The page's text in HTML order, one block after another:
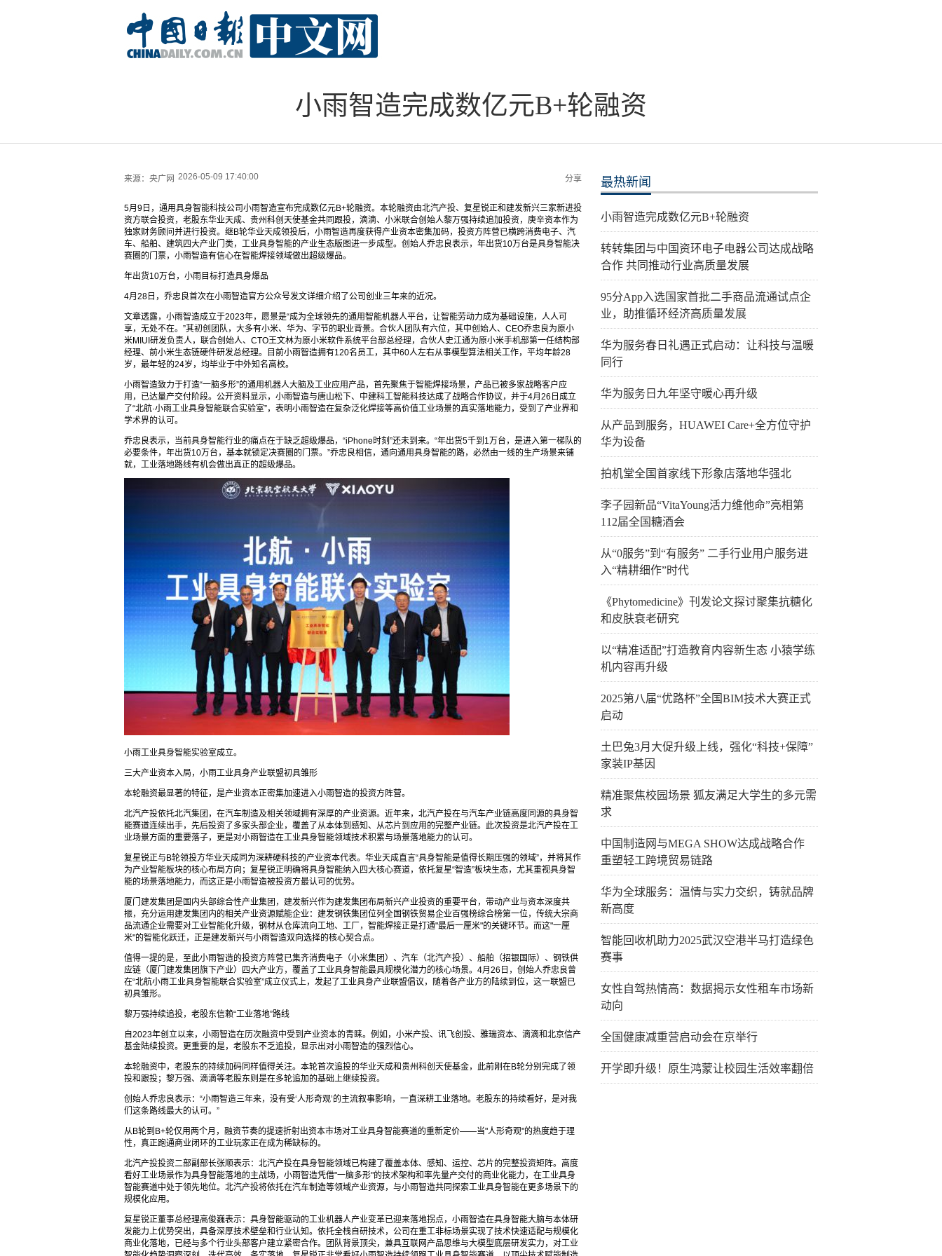
小雨智造完成数亿元B+轮融资
来源： 央广网 2026-05-09 17:40:00 分享
5月9日，通用具身智能科技公司小雨智造宣布完成数亿元B+轮融资。本轮融资由北汽产投、复星锐正和建发新兴三家新进投
资方联合投资，老股东华业天成、贵州科创天使基金共同跟投，滴滴、小米联合创始人黎万强持续追加投资，庚辛资本作为
独家财务顾问并进行投资。继B轮华业天成领投后，小雨智造再度获得产业资本密集加码，投资方阵营已横跨消费电子、汽
车、船舶、建筑四大产业门类，工业具身智能的产业生态版图进一步成型。创始人乔忠良表示，年出货10万台是具身智能决
赛圈的门票，小雨智造有信心在智能焊接领域做出超级爆品。
年出货10万台，小雨目标打造具身爆品
4月28日，乔忠良首次在小雨智造官方公众号发文详细介绍了公司创业三年来的近况。
文章透露，小雨智造成立于2023年，愿景是“成为全球领先的通用智能机器人平台，让智能劳动力成为基础设施，人人可
享，无处不在。”其初创团队，大多有小米、华为、字节的职业背景。合伙人团队有六位，其中创始人、CEO乔忠良为原小
米MIUI研发负责人，联合创始人、CTO王文林为原小米软件系统平台部总经理，合伙人史江通为原小米手机部第一任结构部
经理、前小米生态链硬件研发总经理。目前小雨智造拥有120名员工，其中60人左右从事模型算法相关工作，平均年龄28
岁，最年轻的24岁，均毕业于中外知名高校。
小雨智造致力于打造“一脑多形”的通用机器人大脑及工业应用产品，首先聚焦于智能焊接场景，产品已被多家战略客户应
用，已达量产交付阶段。公开资料显示，小雨智造与唐山松下、中建科工智能科技达成了战略合作协议，并于4月26日成立
了“北航·小雨工业具身智能联合实验室”，表明小雨智造在复杂泛化焊接等高价值工业场景的真实落地能力，受到了产业界和
学术界的认可。
乔忠良表示，当前具身智能行业的痛点在于缺乏超级爆品，“iPhone时刻”还未到来。“年出货5千到1万台，是进入第一梯队的
必要条件，年出货10万台，基本就锁定决赛圈的门票。”乔忠良相信，通向通用具身智能的路，必然由一线的生产场景来铺
就，工业落地路线有机会做出真正的超级爆品。
小雨工业具身智能实验室成立。
三大产业资本入局，小雨工业具身产业联盟初具雏形
本轮融资最显著的特征，是产业资本正密集加速进入小雨智造的投资方阵营。
北汽产投依托北汽集团，在汽车制造及相关领域拥有深厚的产业资源。近年来，北汽产投在与汽车产业链高度同源的具身智
能赛道连续出手，先后投资了多家头部企业，覆盖了从本体到感知、从芯片到应用的完整产业链。此次投资是北汽产投在工
业场景方面的重要落子，更是对小雨智造在工业具身智能领域技术积累与场景落地能力的认可。
复星锐正与B轮领投方华业天成同为深耕硬科技的产业资本代表。华业天成直言“具身智能是值得长期压强的领域”，并将其作
为产业智能板块的核心布局方向；复星锐正明确将具身智能纳入四大核心赛道，依托复星“智造”板块生态，尤其重视具身智
能的场景落地能力，而这正是小雨智造被投资方最认可的优势。
厦门建发集团是国内头部综合性产业集团，建发新兴作为建发集团布局新兴产业投资的重要平台，带动产业与资本深度共
振，充分运用建发集团内的相关产业资源赋能企业：建发钢铁集团位列全国钢铁贸易企业百强榜综合榜第一位，传统大宗商
品流通企业需要对工业智能化升级，钢材从仓库流向工地、工厂，智能焊接正是打通"最后一厘米"的关键环节。而这"一厘
米"的智能化跃迁，正是建发新兴与小雨智造双向选择的核心契合点。
值得一提的是，至此小雨智造的投资方阵营已集齐消费电子（小米集团）、汽车（北汽产投）、船舶（招银国际）、钢铁供
应链（厦门建发集团旗下产业）四大产业方，覆盖了工业具身智能最具规模化潜力的核心场景。4月26日，创始人乔忠良曾
在“北航小雨工业具身智能联合实验室”成立仪式上，发起了工业具身产业联盟倡议，随着各产业方的陆续到位，这一联盟已
初具雏形。
黎万强持续追投，老股东信赖“工业落地”路线
自2023年创立以来，小雨智造在历次融资中受到产业资本的青睐。例如，小米产投、讯飞创投、雅瑞资本、滴滴和北京信产
基金陆续投资。更重要的是，老股东不乏追投，显示出对小雨智造的强烈信心。
本轮融资中，老股东的持续加码同样值得关注。本轮首次追投的华业天成和贵州科创天使基金，此前刚在B轮分别完成了领
投和跟投；黎万强、滴滴等老股东则是在多轮追加的基础上继续投资。
创始人乔忠良表示：“小雨智造三年来，没有受‘人形奇观’的主流叙事影响，一直深耕工业落地。老股东的持续看好，是对我
们这条路线最大的认可。”
从B轮到B+轮仅用两个月，融资节奏的提速折射出资本市场对工业具身智能赛道的重新定价——当"人形奇观"的热度趋于理
性，真正跑通商业闭环的工业玩家正在成为稀缺标的。
北汽产投投资二部副部长张顺表示：北汽产投在具身智能领域已构建了覆盖本体、感知、运控、芯片的完整投资矩阵。高度
看好工业场景作为具身智能落地的主战场，小雨智造凭借"一脑多形"的技术架构和率先量产交付的商业化能力，在工业具身
智能赛道中处于领先地位。北汽产投将依托在汽车制造等领域产业资源，与小雨智造共同探索工业具身智能在更多场景下的
规模化应用。
复星锐正董事总经理高俊巍表示：具身智能驱动的工业机器人产业变革已迎来落地拐点，小雨智造在具身智能大脑与本体研
发能力上优势突出，具备深厚技术壁垒和行业认知。依托全栈自研技术，公司在重工非标场景实现了技术快速适配与规模化
商业化落地，已经与多个行业头部客户建立紧密合作。团队背景顶尖，兼具互联网产品思维与大模型底层研发实力，对工业
最热新闻
小雨智造完成数亿元B+轮融资
转转集团与中国资环电子电器公司达成战略
合作 共同推动行业高质量发展
95分App入选国家首批二手商品流通试点企
业，助推循环经济高质量发展
华为服务春日礼遇正式启动：让科技与温暖
同行
华为服务日九年坚守暖心再升级
从产品到服务，HUAWEI Care+全方位守护
华为设备
拍机堂全国首家线下形象店落地华强北
李子园新品“VitaYoung活力维他命”亮相第
112届全国糖酒会
从“0服务”到“有服务” 二手行业用户服务进
入“精耕细作”时代
《Phytomedicine》刊发论文探讨聚集抗糖化
和皮肤衰老研究
以“精准适配”打造教育内容新生态 小猿学练
机内容再升级
​2025第八届“优路杯”全国BIM技术大赛正式
启动
土巴兔3月大促升级上线，强化“科技+保障”
家装IP基因
精准聚焦校园场景 狐友满足大学生的多元需
求
中国制造网与MEGA SHOW达成战略合作
重塑轻工跨境贸易链路
华为全球服务：温情与实力交织，铸就品牌
新高度
智能回收机助力2025武汉空港半马打造绿色
赛事
女性自驾热情高：数据揭示女性租车市场新
动向
全国健康减重营启动会在京举行
开学即升级！原生鸿蒙让校园生活效率翻倍